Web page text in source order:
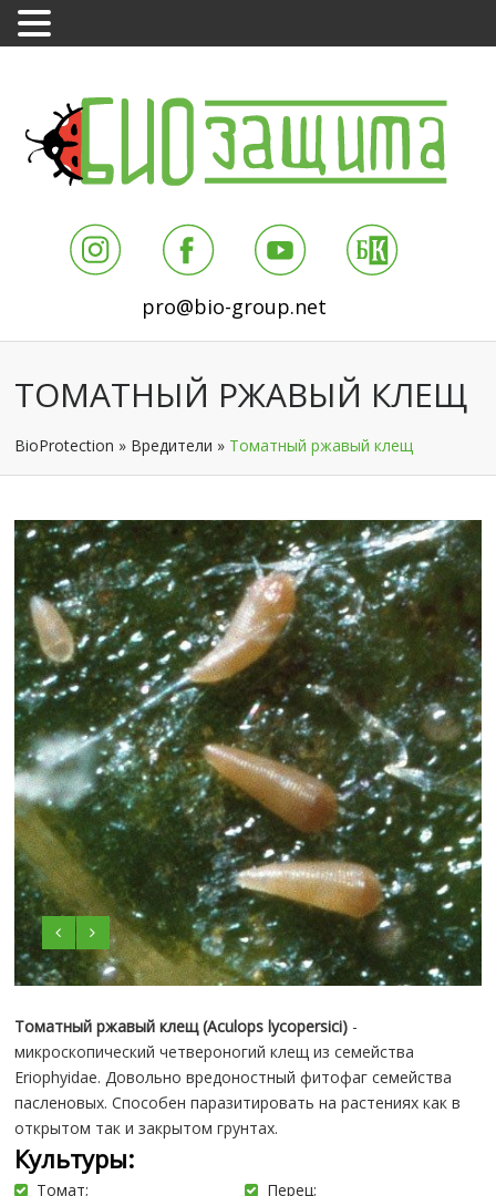
pro@bio-group.net
ТОМАТНЫЙ РЖАВЫЙ КЛЕЩ
BioProtection » Вредители » Томатный ржавый клещ
Томатный ржавый клещ (Aculops lycopersici) -
микроскопический четвероногий клещ из семейства
Eriophyidae. Довольно вредоностный фитофаг семейства
пасленовых. Способен паразитировать на растениях как в
открытом так и закрытом грунтах.
Культуры:
Томат;
Перец;